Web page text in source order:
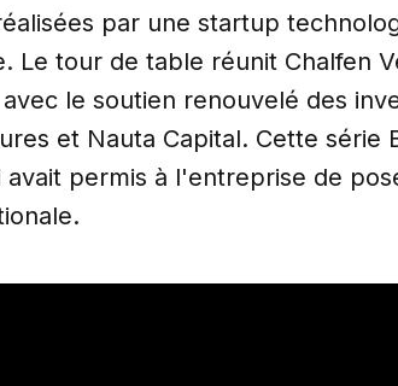
par une startup
Le tour de table réunit Chalfen
le soutien renouvelé des
et Nauta Capital. Cette série
avait permis à l'entreprise de